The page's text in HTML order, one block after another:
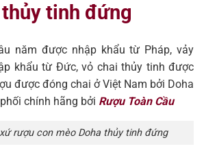
tinh đứng
năm được nhập khẩu từ Pháp, vảy
khẩu từ Đức, vỏ chai thủy tinh được
được đóng chai ở Việt Nam bởi Doha
chính hãng bởi Rượu Toàn Cầu
rượu con mèo Doha thủy tinh đứng